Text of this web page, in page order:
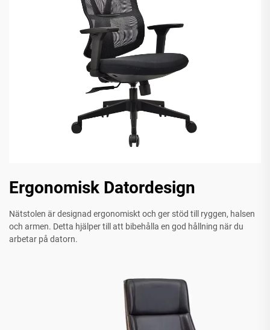
Ergonomisk Datordesign
Nätstolen är designad ergonomiskt och ger stöd till ryggen, halsen
och armen. Detta hjälper till att bibehålla en god hållning när du
arbetar på datorn.